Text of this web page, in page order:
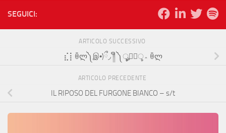
SEGUICI:
ARTICOLO SUCCESSIVO
⣎⡇ꉺლ༽இ•̛)ྀ◞ ༎ຶ ༽ৣৢ؞ৢ؞ؖ ꉺლ
ARTICOLO PRECEDENTE
IL RIPOSO DEL FURGONE BIANCO – s/t